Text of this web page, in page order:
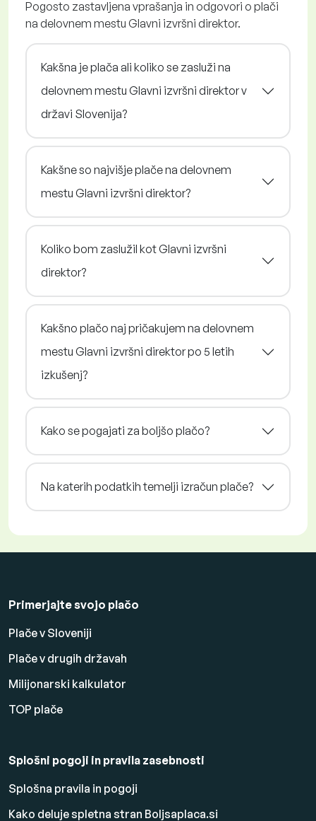
Pogosto zastavljena vprašanja in odgovori o plači
na delovnem mestu Glavni izvršni direktor.
Kakšna je plača ali koliko se zasluži na
delovnem mestu Glavni izvršni direktor v
državi Slovenija?
Kakšne so najvišje plače na delovnem
mestu Glavni izvršni direktor?
Koliko bom zaslužil kot Glavni izvršni
direktor?
Kakšno plačo naj pričakujem na delovnem
mestu Glavni izvršni direktor po 5 letih
izkušenj?
Kako se pogajati za boljšo plačo?
Na katerih podatkih temelji izračun plače?
Primerjajte svojo plačo
Plače v Sloveniji
Plače v drugih državah
Milijonarski kalkulator
TOP plače
Splošni pogoji in pravila zasebnosti
Splošna pravila in pogoji
Kako deluje spletna stran Boljsaplaca.si